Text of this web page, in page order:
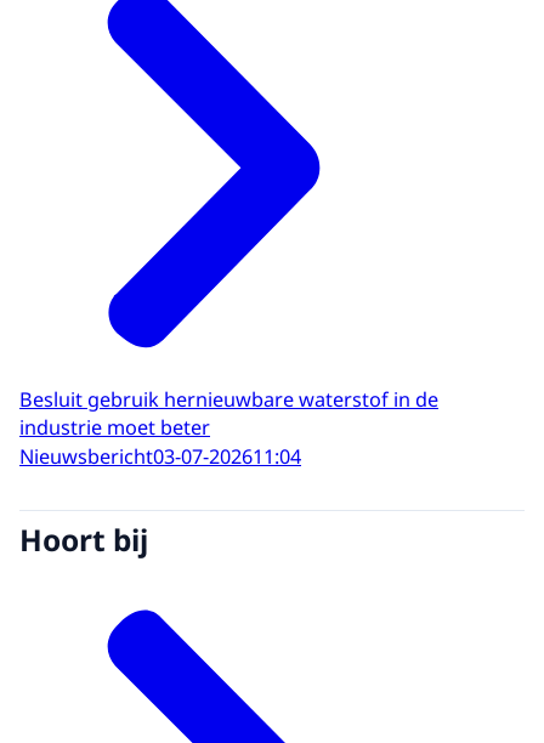
Besluit gebruik hernieuwbare waterstof in de
industrie moet beter
Nieuwsbericht03-07-202611:04
Hoort bij